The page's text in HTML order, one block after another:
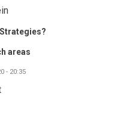
areas
- 20:35